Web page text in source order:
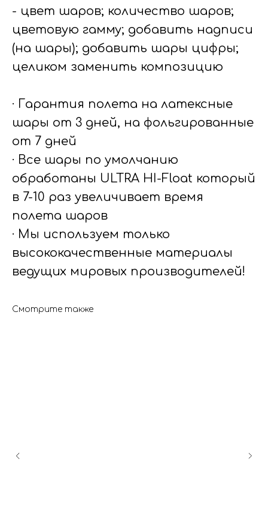
- цвет шаров; количество шаров;
цветовую гамму; добавить надписи
(на шары); добавить шары цифры;
целиком заменить композицию
· Гарантия полета на латексные
шары от 3 дней, на фольгированные
от 7 дней
· Все шары по умолчанию
обработаны ULTRA HI-Float который
в 7-10 раз увеличивает время
полета шаров
· Мы используем только
высококачественные материалы
ведущих мировых производителей!
Смотрите также